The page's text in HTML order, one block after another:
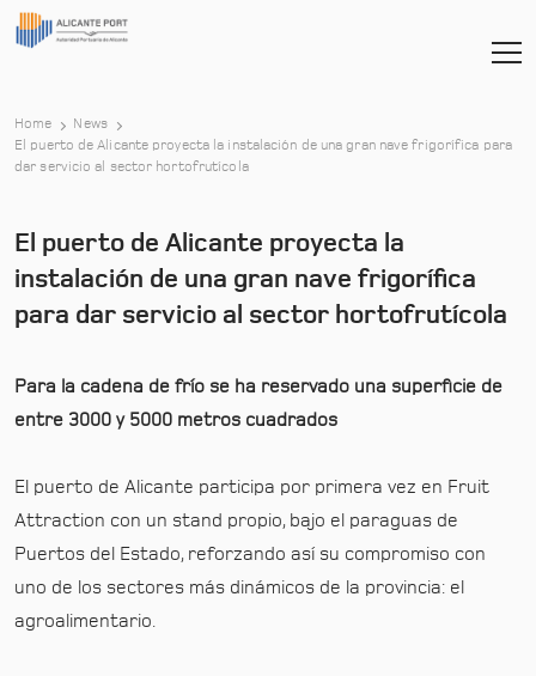
Home
News
El puerto de Alicante proyecta la instalación de una gran nave frigorífica para
dar servicio al sector hortofrutícola
-
El puerto de Alicante proyecta la
instalación de una gran nave frigorífica
para dar servicio al sector hortofrutícola
Para la cadena de frío se ha reservado una superficie de
entre 3000 y 5000 metros cuadrados
El puerto de Alicante participa por primera vez en Fruit
Attraction con un stand propio, bajo el paraguas de
Puertos del Estado, reforzando así su compromiso con
uno de los sectores más dinámicos de la provincia: el
agroalimentario.